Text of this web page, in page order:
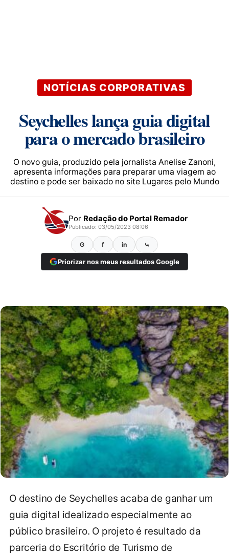
NOTÍCIAS CORPORATIVAS
Seychelles lança guia digital
para o mercado brasileiro
O novo guia, produzido pela jornalista Anelise Zanoni,
apresenta informações para preparar uma viagem ao
destino e pode ser baixado no site Lugares pelo Mundo
Por Redação do Portal Remador
Publicado: 03/05/2023 08:06
G f in ⤿
Priorizar nos meus resultados Google
O destino de Seychelles acaba de ganhar um
guia digital idealizado especialmente ao
público brasileiro. O projeto é resultado da
parceria do Escritório de Turismo de